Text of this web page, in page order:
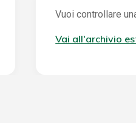
Vuoi controllare
Vai all'archivio